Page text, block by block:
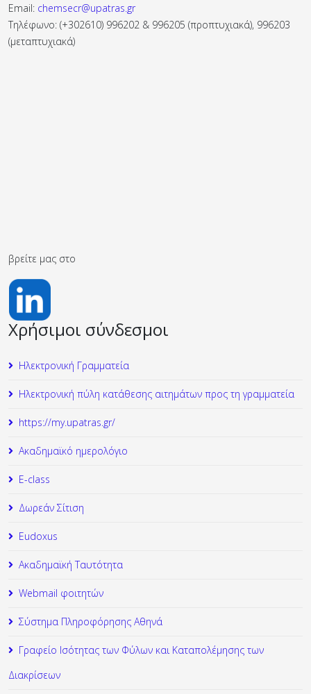
Email: chemsecr@upatras.gr
Τηλέφωνο: (+302610) 996202 & 996205 (προπτυχιακά), 996203
(μεταπτυχιακά)
βρείτε μας στο
Χρήσιμοι σύνδεσμοι
Ηλεκτρονική Γραμματεία
Ηλεκτρονική πύλη κατάθεσης αιτημάτων προς τη γραμματεία
https://my.upatras.gr/
Ακαδημαϊκό ημερολόγιο
Ε-class
Δωρεάν Σίτιση
Εudoxus
Ακαδημαϊκή Ταυτότητα
Webmail φοιτητών
Σύστημα Πληροφόρησης Αθηνά
Γραφείο Ισότητας των Φύλων και Καταπολέμησης των
Διακρίσεων